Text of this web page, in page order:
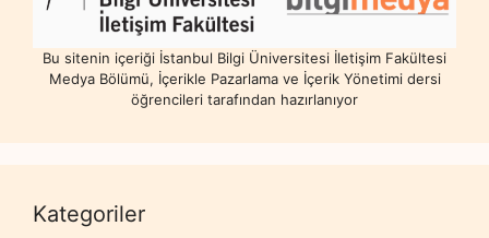
Bu sitenin içeriği İstanbul Bilgi Üniversitesi İletişim Fakültesi
Medya Bölümü, İçerikle Pazarlama ve İçerik Yönetimi dersi
öğrencileri tarafından hazırlanıyor
Kategoriler